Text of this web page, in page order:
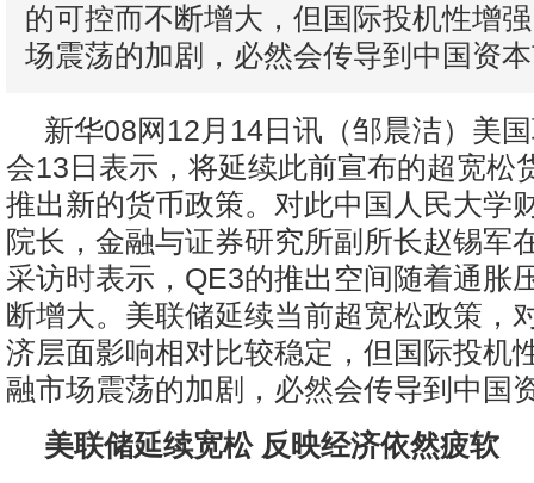
的可控而不断增大，但国际投机性增
场震荡的加剧，必然会传导到中国资
新华08网12月14日讯（邹晨洁）美
会13日表示，将延续此前宣布的超宽松
推出新的货币政策。对此中国人民大学
院长，金融与证券研究所副所长赵锡军
采访时表示，QE3的推出空间随着通胀
断增大。美联储延续当前超宽松政策，
济层面影响相对比较稳定，但国际投机
融市场震荡的加剧，必然会传导到中国
美联储延续宽松 反映经济依然疲软